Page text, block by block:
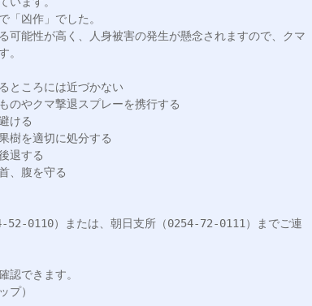
「凶作」でした。
可能性が高く、人身被害の発生が懸念されますので、クマ
。
ところには近づかない
のやクマ撃退スプレーを携行する
ける
樹を適切に処分する
退する
、腹を守る
52-0110）または、朝日支所（0254-72-0111）までご連
認できます。